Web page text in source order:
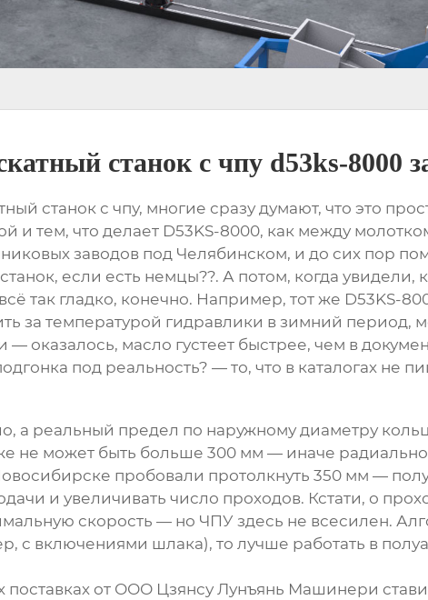
станок с чпу d53ks-8000
станок с чпу, многие сразу думают, что это
тем, что делает D53KS-8000, как между
заводов под Челябинском, и до сих пор
если есть немцы??. А потом, когда увидели,
так гладко, конечно. Например, тот же D53KS-
за температурой гидравлики в зимний период,
— оказалось, масло густеет быстрее, чем в
под реальность? — то, что в каталогах не
а реальный предел по наружному диаметру
не может быть больше 300 мм — иначе
пробовали протолкнуть 350 мм —
и увеличивать число проходов. Кстати, о
скорость — но ЧПУ здесь не всесилен.
с включениями шлака), то лучше работать в
от ООО Цзянсу Лунъянь Машинери